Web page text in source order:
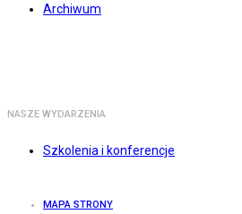
Archiwum
NASZE WYDARZENIA
Szkolenia i konferencje
MAPA STRONY